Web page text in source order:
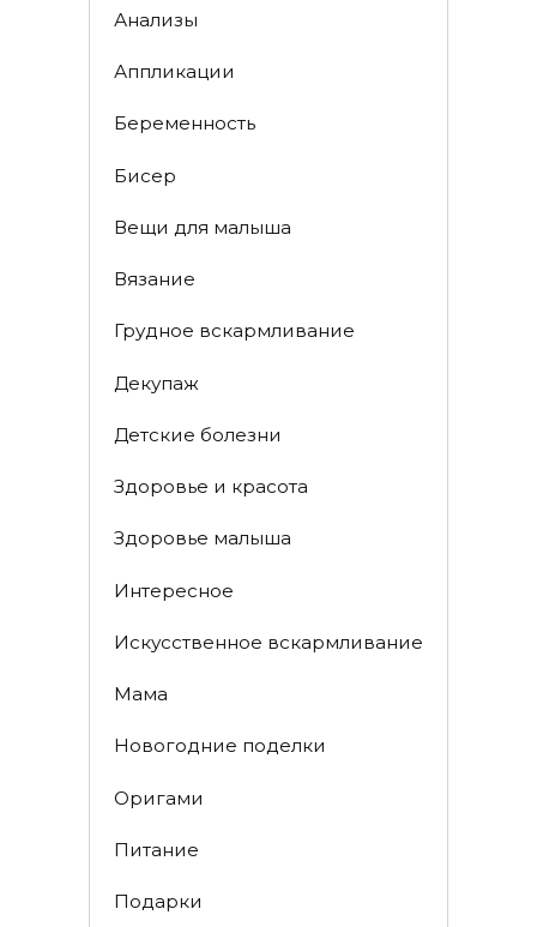
Анализы
Аппликации
Беременность
Бисер
Вещи для малыша
Вязание
Грудное вскармливание
Декупаж
Детские болезни
Здоровье и красота
Здоровье малыша
Интересное
Искусственное вскармливание
Мама
Новогодние поделки
Оригами
Питание
Подарки